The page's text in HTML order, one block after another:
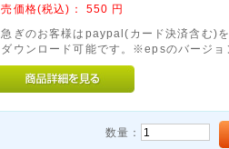
価格(税込)： 550 円
急ぎのお客様はpaypal(カード決済含む)
ダウンロード可能です。※epsのバージョ
数量：